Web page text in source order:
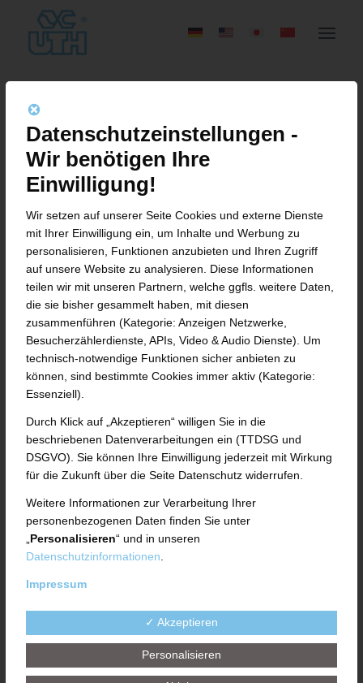
MACBOOK PRO&
DESIGNED FOR THE NEW
GRAPEFRUIT CAMPAIGN
Lorem ipsum dolor sit amet, consectetuer
adipiscing elit. Aenean commodo ligula eget
dolor. Aenean massa. Cum sociis natoque
penatibus etmagnisdis parturient montes,
nasceturridiculusmus. Donec quam felis,
ultricies nec, pellentesque eu, pretium quis, sem.
Nulla consequat massa quis enim.
Datenschutzeinstellungen -
Wir benötigen Ihre
Einwilligung!
Wir setzen auf unserer Seite Cookies und externe Dienste
mit Ihrer Einwilligung ein, um Inhalte und Werbung zu
personalisieren, Funktionen anzubieten und Ihren Zugriff
auf unsere Website zu analysieren. Diese Informationen
teilen wir mit unseren Partnern, welche ggfls. weitere Daten,
die sie bisher gesammelt haben, mit diesen
zusammenführen (Kategorie: Anzeigen Netzwerke,
Besucherzählerdienste, APIs, Video & Audio Dienste). Um
technisch-notwendige Funktionen sicher anbieten zu
können, sind bestimmte Cookies immer aktiv (Kategorie:
Essenziell).
Durch Klick auf „Akzeptieren“ willigen Sie in die
beschriebenen Datenverarbeitungen ein (TTDSG und
DSGVO). Sie können Ihre Einwilligung jederzeit mit Wirkung
für die Zukunft über die Seite Datenschutz widerrufen.
Weitere Informationen zur Verarbeitung Ihrer
personenbezogenen Daten finden Sie unter
„Personalisieren“ und in unseren
Datenschutzinformationen.
Impressum
✓ Akzeptieren
Personalisieren